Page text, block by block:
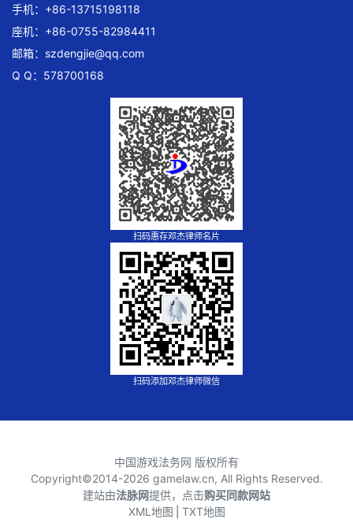
手机：+86-13715198118
座机：+86-0755-82984411
邮箱： szdengjie@qq.com
Q Q：578700168
扫码惠存邓杰律师名片
扫码添加邓杰律师微信
中国游戏法务网 版权所有
Copyright©2014-2026 gamelaw.cn, All Rights Reserved.
建站由法脉网提供，点击购买同款网站
XML地图 TXT地图